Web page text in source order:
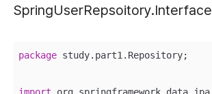
SpringUserRepsoitory.Interface
package study.part1.Repository;